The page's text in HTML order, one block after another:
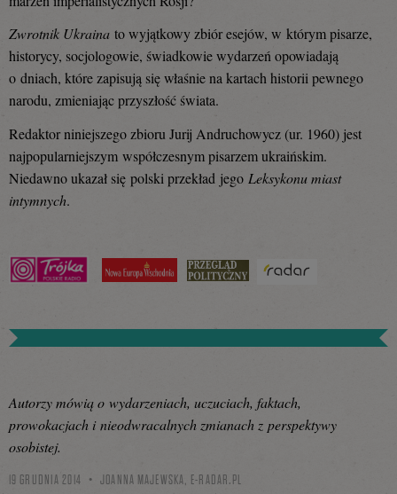
Zwrotnik Ukraina to wyjątkowy zbiór esejów, w którym pisarze,
historycy, socjologowie, świadkowie wydarzeń opowiadają
o dniach, które zapisują się właśnie na kartach historii pewnego
narodu, zmieniając przyszłość świata.
Redaktor niniejszego zbioru Jurij Andruchowycz (ur. 1960) jest
najpopularniejszym współczesnym pisarzem ukraińskim.
Niedawno ukazał się polski przekład jego Leksykonu miast
intymnych.
Autorzy mówią o wydarzeniach, uczuciach, faktach,
prowokacjach i nieodwracalnych zmianach z perspektywy
osobistej.
19 GRUDNIA 2014 JOANNA MAJEWSKA, E-RADAR.PL